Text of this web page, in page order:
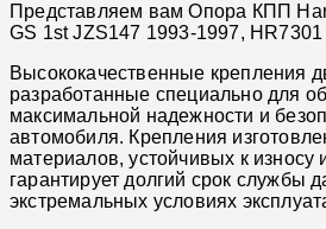
Представляем вам Опора КПП
GS 1st JZS147 1993-1997, HR7301
Высококачественные крепления
разработанные специально для
максимальной надежности и
автомобиля. Крепления
материалов, устойчивых к износу
гарантирует долгий срок службы
экстремальных условиях